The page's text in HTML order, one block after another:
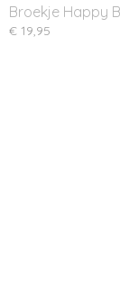
Broekje Happy
€ 19,95